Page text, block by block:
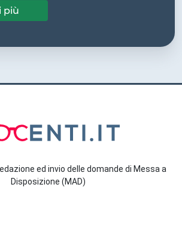
più
ed invio delle domande di Messa a
Disposizione (MAD)